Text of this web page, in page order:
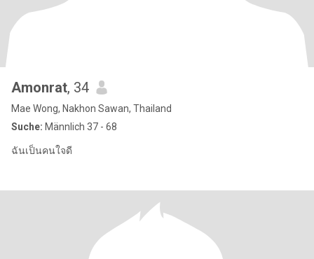
Amonrat, 34
Mae Wong, Nakhon Sawan, Thailand
Suche: Männlich 37 - 68
ฉันเป็นคนใจดี